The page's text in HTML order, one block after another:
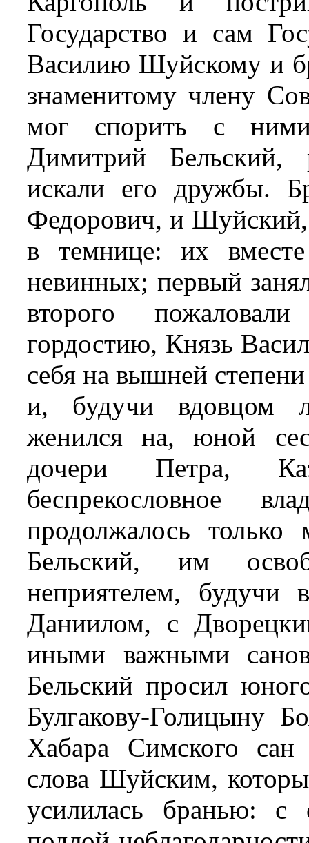
Государство и сам
Василию Шуйскому и
знаменитому члену
мог спорить с
Димитрий Бельский,
искали его дружбы.
Федорович, и
в темнице: их
невинных; первый
второго
гордостию, Князь
себя на вышней
и, будучи вдовцом
женился на, юной
дочери Петра,
беспрекословное
продолжалось
Бельский, им
неприятелем, будучи
Даниилом, с
иными важными
Бельский просил
Булгакову-Голицыну
Хабара Симского
слова Шуйским,
усилилась бранью: с